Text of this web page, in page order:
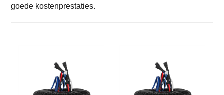
goede kostenprestaties.